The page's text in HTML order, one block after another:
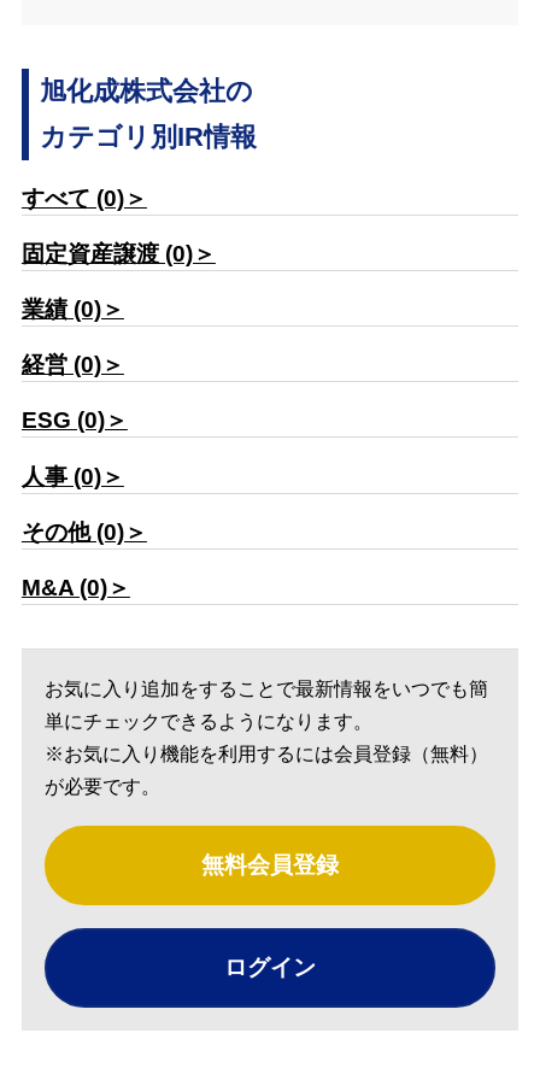
旭化成株式会社の
カテゴリ別IR情報
すべて (0)＞
固定資産譲渡 (0)＞
業績 (0)＞
経営 (0)＞
ESG (0)＞
人事 (0)＞
その他 (0)＞
M&A (0)＞
お気に入り追加をすることで最新情報をいつでも簡
単にチェックできるようになります。
※お気に入り機能を利用するには会員登録（無料）
が必要です。
無料会員登録
ログイン